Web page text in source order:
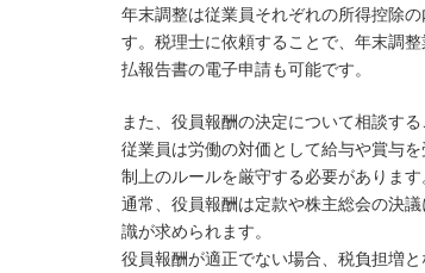
年末調整は従業員それぞれの所得控除
す。税理士に依頼することで、年末調
払報告書の電子申請も可能です。
また、役員報酬の決定について相談する
従業員は労働の対価として給与や賞与
制上のルールを厳守する必要があります
通常、役員報酬は定款や株主総会の決
識が求められます。
役員報酬が適正でない場合、税負担増